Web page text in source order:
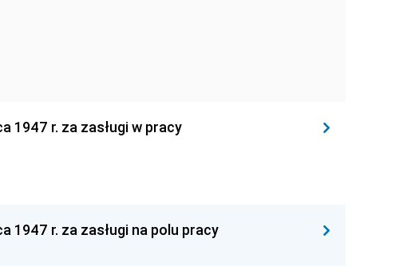
1947 r. za zasługi w pracy
1947 r. za zasługi na polu pracy